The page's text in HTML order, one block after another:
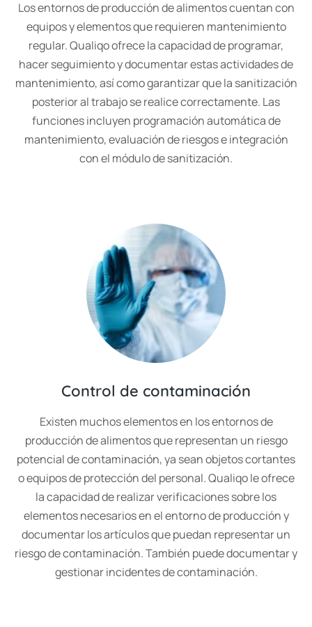
Los entornos de producción de alimentos cuentan con
equipos y elementos que requieren mantenimiento
regular. Qualiqo ofrece la capacidad de programar,
hacer seguimiento y documentar estas actividades de
mantenimiento, así como garantizar que la sanitización
posterior al trabajo se realice correctamente. Las
funciones incluyen programación automática de
mantenimiento, evaluación de riesgos e integración
con el módulo de sanitización.
Control de contaminación
Existen muchos elementos en los entornos de
producción de alimentos que representan un riesgo
potencial de contaminación, ya sean objetos cortantes
o equipos de protección del personal. Qualiqo le ofrece
la capacidad de realizar verificaciones sobre los
elementos necesarios en el entorno de producción y
documentar los artículos que puedan representar un
riesgo de contaminación. También puede documentar y
gestionar incidentes de contaminación.